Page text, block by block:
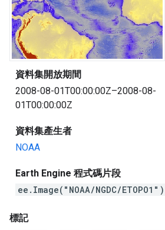
資料集開放期間
2008-08-01T00:00:00Z–2008-08-
01T00:00:00Z
資料集產生者
NOAA
Earth Engine 程式碼片段
ee.Image("NOAA/NGDC/ETOPO1")
標記